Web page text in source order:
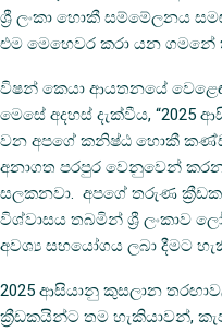
ශ්‍රී ලංකා හොකී සම්මේලනය
එම මෙහෙවර කරා යන ගමනේ
විෂන් කෙයා ආයතනයේ
මෙසේ අදහස් දැක්වීය, “2025
වන අපගේ කනිෂ්ඨ හොකී
අනාගත පරපුර වෙනුවෙන්
සලකනවා. අපගේ තරුණ
විශ්වාසය තබමින් ශ්‍රී ලංකාව
අවශ්‍ය සහයෝගය ලබා දීමට
2025 ආසියානු කුසලාන
ක්‍රීඩකයින්ට තම හැකියාවන්,